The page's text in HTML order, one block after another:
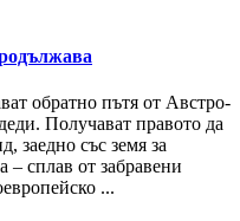
обратно пътя от Австро-
Получават правото да
заедно със земя за
– сплав от забравени
...